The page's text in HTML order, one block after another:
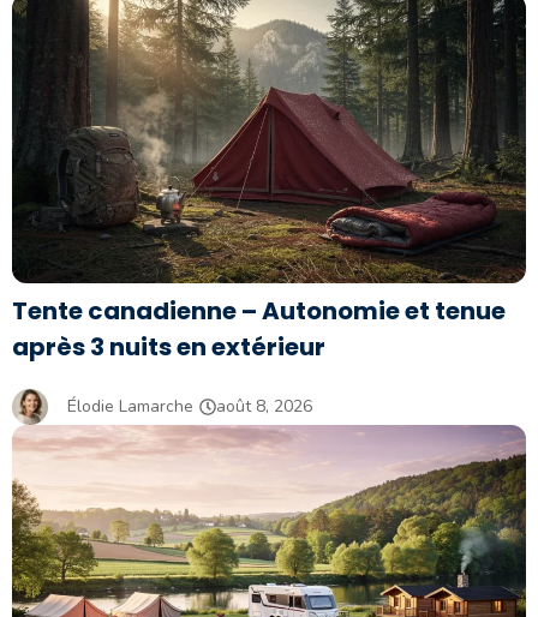
Tente canadienne – Autonomie et tenue
après 3 nuits en extérieur
Élodie Lamarche août 8, 2026